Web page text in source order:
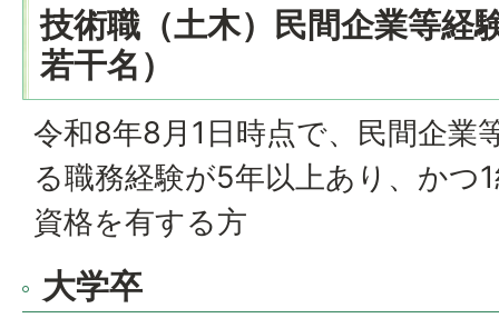
技術職（土木）民間企業等経
若干名）
令和8年8月1日時点で、民間企業
る職務経験が5年以上あり、かつ
資格を有する方
大学卒